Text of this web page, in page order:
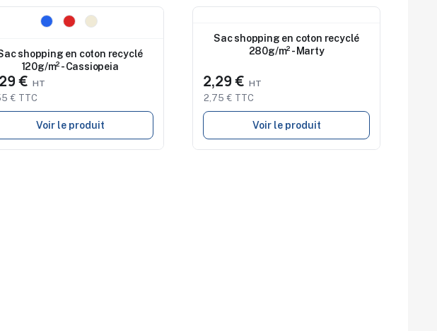
shopping en coton recyclé
120g/m² - Cassiopeia
€
€ TTC
Voir le produit
Sac shopping en coton recyclé
280g/m² - Marty
2,29 €
2,75 € TTC
Voir le produit